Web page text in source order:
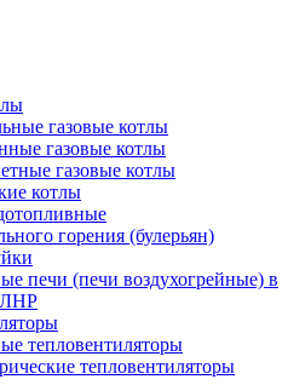
газовые котлы
газовые котлы
газовые котлы
котлы
горения (булерьян)
печи (печи воздухогрейные) в
ЛНР
тепловентиляторы
тепловентиляторы